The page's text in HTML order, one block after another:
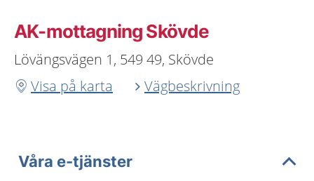
AK-mottagning Skövde
Lövängsvägen 1, 549 49, Skövde
Visa på karta
Vägbeskrivning
Våra e-tjänster